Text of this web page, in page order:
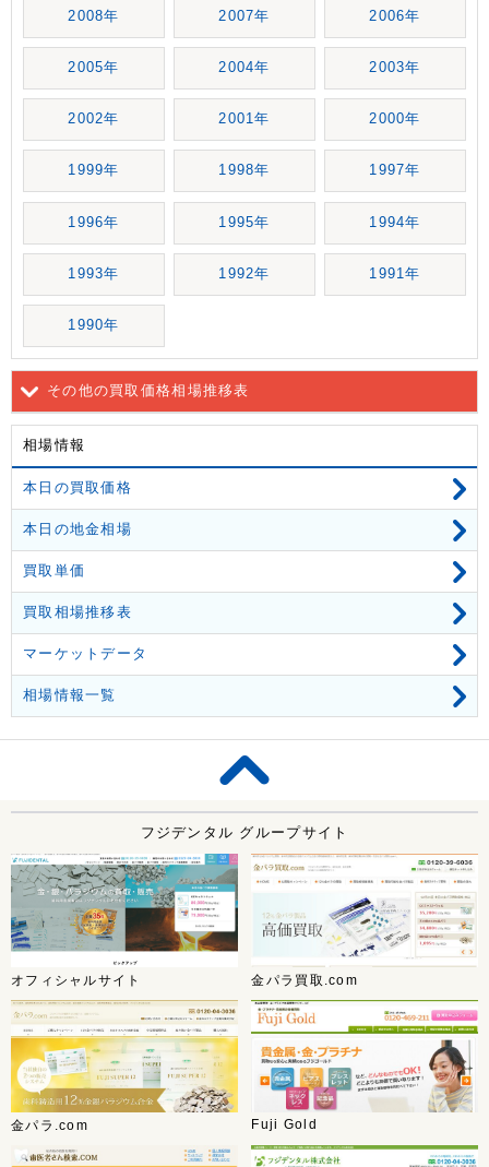
2008年 2007年 2006年
2005年 2004年 2003年
2002年 2001年 2000年
1999年 1998年 1997年
1996年 1995年 1994年
1993年 1992年 1991年
1990年
その他の買取価格相場推移表
相場情報
本日の買取価格
本日の地金相場
買取単価
買取相場推移表
マーケットデータ
相場情報一覧
フジデンタル グループサイト
オフィシャルサイト 金パラ買取.com
金パラ.com Fuji Gold